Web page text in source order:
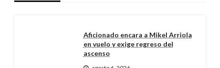
Aficionado encara a Mikel Arriola
en vuelo y exige regreso del
ascenso